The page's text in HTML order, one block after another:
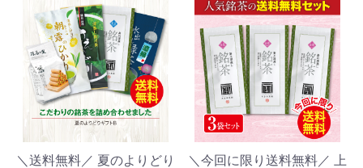
＼送料無料／ 夏のよりどり
＼今回に限り送料無料／ 上